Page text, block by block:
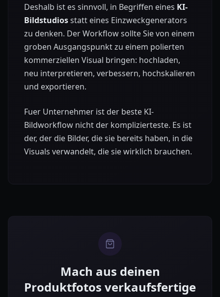
Deshalb ist es sinnvoll, in Begriffen eines KI-
Bildstudiosstatt eines Einzweckgenerators
zu denken. Der Workflow sollte Sie von einem
groben Ausgangspunkt zu einem polierten
kommerziellen Visual bringen: hochladen,
neu interpretieren, verbessern, hochskalieren
und exportieren.
Fuer Unternehmer ist der beste KI-
Bildworkflow nicht der komplizierteste. Es ist
der, der die Bilder, die sie bereits haben, in die
Visuals verwandelt, die sie wirklich brauchen.
Mach aus deinen
Produktfotos verkaufsfertige